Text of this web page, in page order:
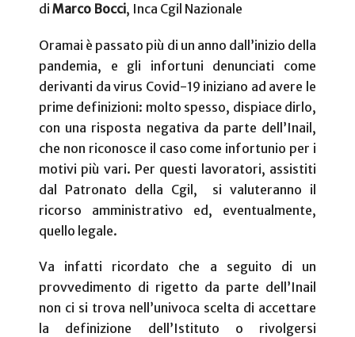
di Marco Bocci, Inca Cgil Nazionale
Oramai è passato più di un anno dall’inizio della
pandemia, e gli infortuni denunciati come
derivanti da virus Covid-19 iniziano ad avere le
prime definizioni: molto spesso, dispiace dirlo,
con una risposta negativa da parte dell’Inail,
che non riconosce il caso come infortunio per i
motivi più vari. Per questi lavoratori, assistiti
dal Patronato della Cgil,
si valuteranno il
ricorso amministrativo ed, eventualmente,
quello legale.
Va infatti ricordato che a seguito di un
provvedimento di rigetto da parte dell’Inail
non ci si trova nell’univoca scelta di accettare
la definizione dell’Istituto o rivolgersi